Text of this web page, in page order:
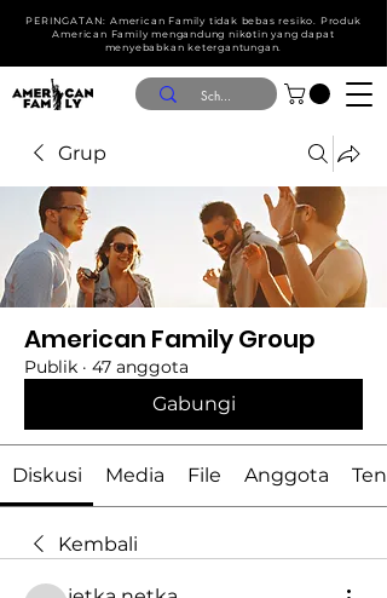
PERINGATAN: American Family tidak bebas resiko. Produk
American Family mengandung nik໐tin yang dapat
menyebabkan ketergantungan.
Grup
American Family Group
Publik · 47 anggota
Gabungi
Diskusi Media File Anggota
Kembali